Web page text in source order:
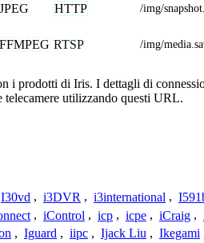
JPEG HTTP /img/
FFMPEG RTSP /img/
i prodotti di Iris. I dettagli di
telecamere utilizzando questi URL.
I30vd , i3DVR , i3international ,
, iControl , icp , icpe , iCraig ,
, Iguard , iipc , Ijack Liu , Ikegami